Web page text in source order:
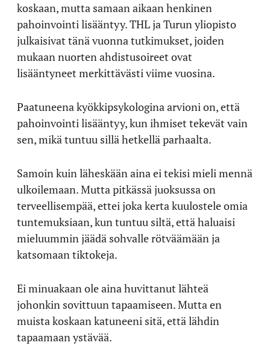
koskaan, mutta samaan aikaan henkinen
pahoinvointi lisääntyy. THL ja Turun yliopisto
julkaisivat tänä vuonna tutkimukset, joiden
mukaan nuorten ahdistusoireet ovat
lisääntyneet merkittävästi viime vuosina.
Paatuneena kyökkipsykologina arvioni on, että
pahoinvointi lisääntyy, kun ihmiset tekevät vain
sen, mikä tuntuu sillä hetkellä parhaalta.
Samoin kuin läheskään aina ei tekisi mieli mennä
ulkoilemaan. Mutta pitkässä juoksussa on
terveellisempää, ettei joka kerta kuulostele omia
tuntemuksiaan, kun tuntuu siltä, että haluaisi
mieluummin jäädä sohvalle rötväämään ja
katsomaan tiktokeja.
Ei minuakaan ole aina huvittanut lähteä
johonkin sovittuun tapaamiseen. Mutta en
muista koskaan katuneeni sitä, että lähdin
tapaamaan ystävää.